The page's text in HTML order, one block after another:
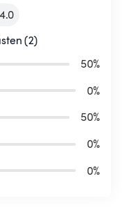
4.0
(2)
50%
0%
50%
0%
0%